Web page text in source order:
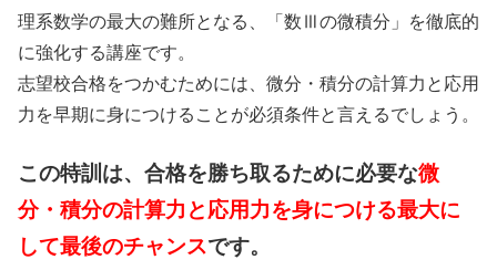
理系数学の最大の難所となる、「数Ⅲの微積分」を徹底的
に強化する講座です。
志望校合格をつかむためには、微分・積分の計算力と応用
力を早期に身につけることが必須条件と言えるでしょう。
この特訓は、合格を勝ち取るために必要な微
分・積分の計算力と応用力を身につける最大に
して最後のチャンスです。